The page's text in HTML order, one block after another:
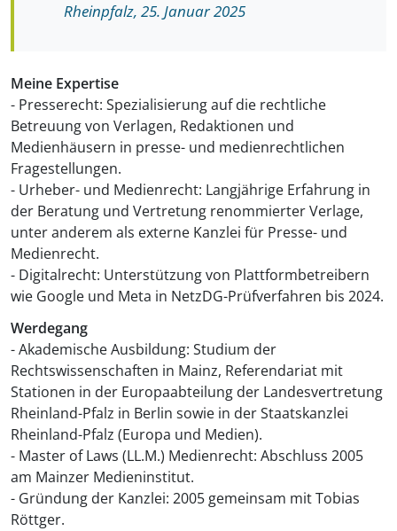
Rheinpfalz, 25. Januar 2025
Meine Expertise
- Presserecht: Spezialisierung auf die rechtliche
Betreuung von Verlagen, Redaktionen und
Medienhäusern in presse- und medienrechtlichen
Fragestellungen.
- Urheber- und Medienrecht: Langjährige Erfahrung in
der Beratung und Vertretung renommierter Verlage,
unter anderem als externe Kanzlei für Presse- und
Medienrecht.
- Digitalrecht: Unterstützung von Plattformbetreibern
wie Google und Meta in NetzDG-Prüfverfahren bis 2024.
Werdegang
- Akademische Ausbildung: Studium der
Rechtswissenschaften in Mainz, Referendariat mit
Stationen in der Europaabteilung der Landesvertretung
Rheinland-Pfalz in Berlin sowie in der Staatskanzlei
Rheinland-Pfalz (Europa und Medien).
- Master of Laws (LL.M.) Medienrecht: Abschluss 2005
am Mainzer Medieninstitut.
- Gründung der Kanzlei: 2005 gemeinsam mit Tobias
Röttger.